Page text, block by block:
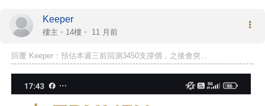
Keeper
樓主 ・14樓・ 11 月前
回覆 Keeper：預估本週三前回測3450支撐價，之後會突...